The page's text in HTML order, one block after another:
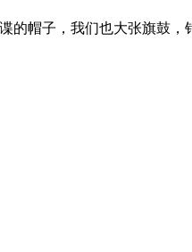
的帽子，我们也大张旗鼓，